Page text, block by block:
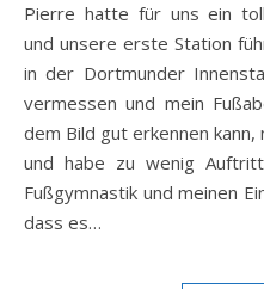
Pierre hatte für uns ein
und unsere erste Station
in der Dortmunder
vermessen und mein
dem Bild gut erkennen
und habe zu wenig
Fußgymnastik und meinen
dass es…